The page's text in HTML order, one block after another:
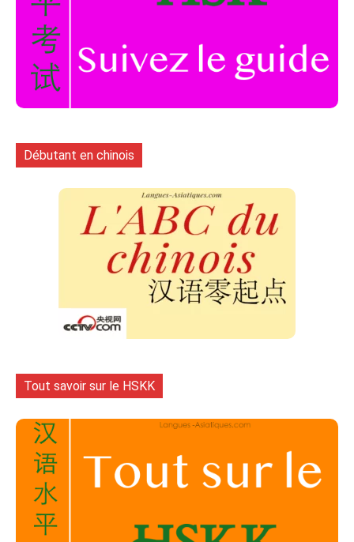
Débutant en chinois
Tout savoir sur le HSKK